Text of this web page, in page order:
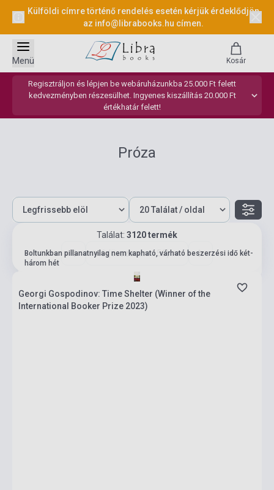
Külföldi címre történő rendelés esetén kérjük érdeklődjön
az info@librabooks.hu címen.
Regisztráljon és lépjen be webáruházunkba 25.000 Ft felett
kedvezményben részesülhet. Ingyenes kiszállítás 20.000 Ft
értékhatár felett!
Menü Kosár
Próza
Találat: 3120 termék
46 (összesen: 156)
Boltunkban pillanatnyilag nem kapható, várható beszerzési idő két-
három hét
Georgi Gospodinov: Time Shelter (Winner of the
International Booker Prize 2023)